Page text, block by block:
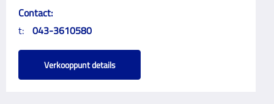
Contact:
t: 043-3610580
Verkooppunt details